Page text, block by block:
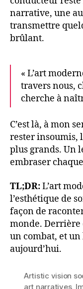
narrative, une
transmettre
brûlant.
« L’art
travers nous,
cherche à
C’est là, à mon
rester insoumis,
plus grands. Un
embraser
TL;DR:L’art
l’esthétique de
façon de
monde. Derrière
un combat, et
aujourd’hui.
Artistic vision
art narratives,